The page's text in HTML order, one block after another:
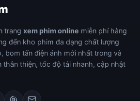
trang xem phim online miễn phí hàng
đến kho phim đa dạng chất lượng
bom tấn điện ảnh mới nhất trong và
thân thiện, tốc độ tải nhanh, cập nhật